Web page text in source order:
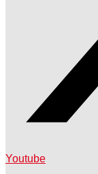
Youtube